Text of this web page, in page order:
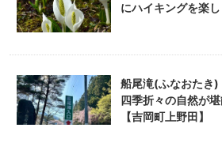
にハイキングを楽し
船尾滝(ふなおたき)
四季折々の自然が
【吉岡町上野田】